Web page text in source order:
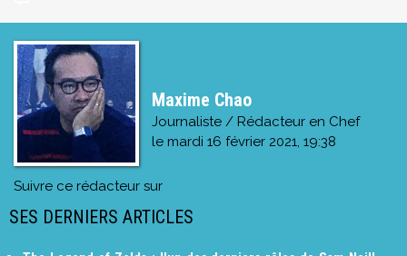
Maxime Chao
Journaliste / Rédacteur en Chef
le mardi 16 février 2021, 19:38
Suivre ce rédacteur sur
SES DERNIERS ARTICLES